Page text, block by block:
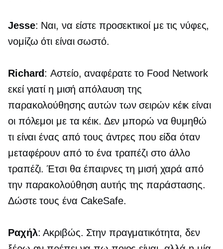
Jesse: Ναι, να είστε προσεκτικοί με τις νύφες,
νομίζω ότι είναι σωστό.
Richard: Αστείο, αναφέρατε το Food Network
εκεί γιατί η μισή απόλαυση της
παρακολούθησης αυτών των σειρών κέικ είναι
οι πόλεμοι με τα κέικ. Δεν μπορώ να θυμηθώ
τι είναι ένας από τους άντρες που είδα όταν
μεταφέρουν από το ένα τραπέζι στο άλλο
τραπέζι. Έτσι θα έπαιρνες τη μισή χαρά από
την παρακολούθηση αυτής της παράστασης.
Δώστε τους ένα CakeSafe.
Ραχήλ: Ακριβώς. Στην πραγματικότητα, δεν